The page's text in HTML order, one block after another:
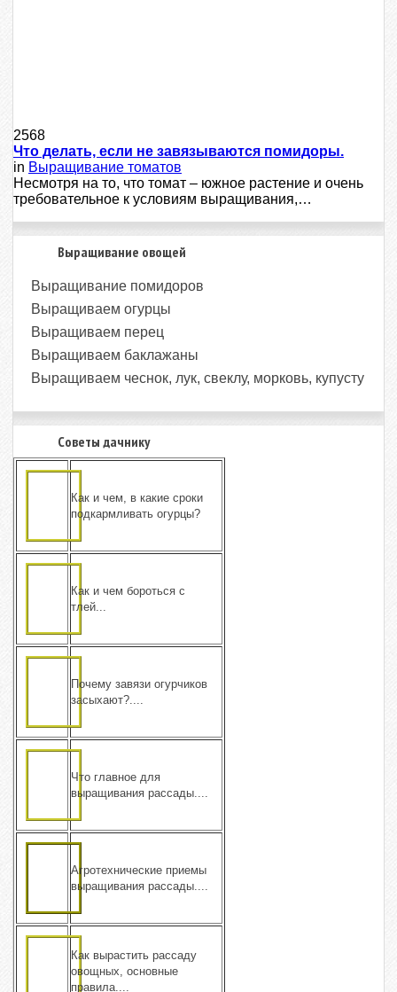
2568
Что делать, если не завязываются помидоры.
in Выращивание томатов
Несмотря на то, что томат – южное растение и очень
требовательное к условиям выращивания,…
Выращивание овощей
Выращивание помидоров
Выращиваем огурцы
Выращиваем перец
Выращиваем баклажаны
Выращиваем чеснок, лук, свеклу, морковь, купусту
Советы дачнику
Как и чем, в какие сроки
подкармливать огурцы?
Как и чем бороться с
тлей...
Почему завязи огурчиков
засыхают?....
Что главное для
выращивания рассады....
Агротехнические приемы
выращивания рассады....
Как вырастить рассаду
овощных, основные
правила....